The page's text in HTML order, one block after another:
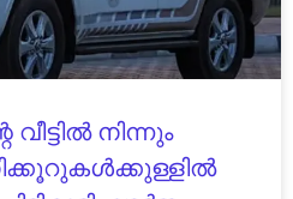
വീട്ടിൽ നിന്നും